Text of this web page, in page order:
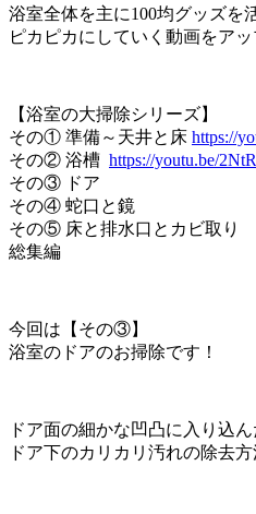
浴室全体を主に100均グッズを
ピカピカにしていく動画をア
【浴室の大掃除シリーズ】
その① 準備～天井と床 https://
その② 浴槽 https://youtu.be/
その③ ドア
その④ 蛇口と鏡
その⑤ 床と排水口とカビ取り
総集編
今回は【その③】
浴室のドアのお掃除です！
ドア面の細かな凹凸に入り込
ドア下のカリカリ汚れの除去